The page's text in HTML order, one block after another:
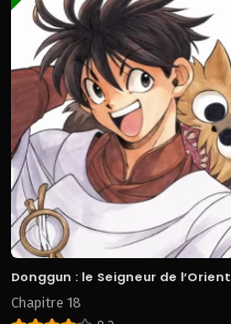
Donggun : le Seigneur de l’Orient
Chapitre 18